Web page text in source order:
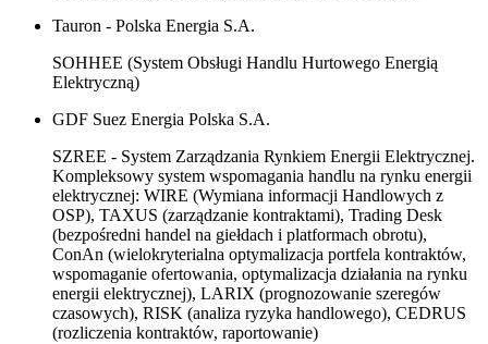
Tauron - Polska Energia S.A.
SOHHEE (System Obsługi Handlu Hurtowego Energią
Elektryczną)
GDF Suez Energia Polska S.A.
SZREE - System Zarządzania Rynkiem Energii Elektrycznej.
Kompleksowy system wspomagania handlu na rynku energii
elektrycznej: WIRE (Wymiana informacji Handlowych z
OSP), TAXUS (zarządzanie kontraktami), Trading Desk
(bezpośredni handel na giełdach i platformach obrotu),
ConAn (wielokryterialna optymalizacja portfela kontraktów,
wspomaganie ofertowania, optymalizacja działania na rynku
energii elektrycznej), LARIX (prognozowanie szeregów
czasowych), RISK (analiza ryzyka handlowego), CEDRUS
(rozliczenia kontraktów, raportowanie)